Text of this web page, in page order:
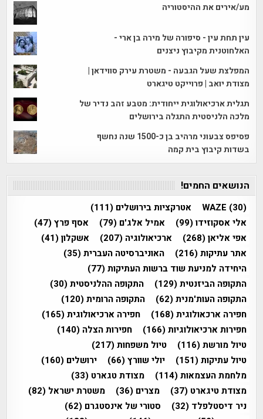
מע/אירים את ההיסטוריה
עין תחת עין - סיפורה של מירה בן ארי -
האלחוטנית מקיבוץ ניצנים
המפלצת שעל הגבעה - משטרת עירק סווידאן |
מצודת יואב | פרוייקט טיגארט
תגלית ארכיאולוגית ייחודית: מטבע זהב נדיר של
מלכה הלניסטית התגלה בירושלים
פסיפס צבעוני מרהיב בן כ-1500 שנה נחשף
בשדות קיבוץ בית קמה
הנושאים החמים!
WAZE (30) אטרקציות בירושלים (111)
אלי אסקוזידו(99) אמיל אלג'ם (79) אסף פרץ(47)
אפי אליאן(268) ארכיאולוגיה (207) אשקלון(41)
אתר עתיקות(216) האוניברסיטה העברית(35)
היחידה למניעת שוד ברשות העתיקות(77)
התקופה הביזנטית(129) התקופה ההלניסטית(30)
התקופה העות'מנית(62) התקופה הרומית(120)
חפירה ארכאולוגית(168) חפירה ארכיאולוגית(165)
חפירות ארכיאולוגיות(166) חפירות הצלה (140)
טיול מורשת(116) טיול משפחות(217)
טיול עתיקות(151) יולי שוורץ(66) ירושלים (160)
מלחמת העצמאות(114) מצודת טגארט (33)
מצודת טיגארט (37) מצרים (36) משטרת ישראל (82)
ניר דיסטלפלד (32) סטורי של אינסטגרם (62)